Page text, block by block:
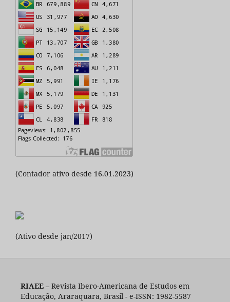
(Contador ativo desde 16.01.2023)
(Ativo desde jan/2017)
RIAEE– Revista Ibero-Americana de Estudos em
Educação, Araraquara, Brasil - e-ISSN: 1982-5587